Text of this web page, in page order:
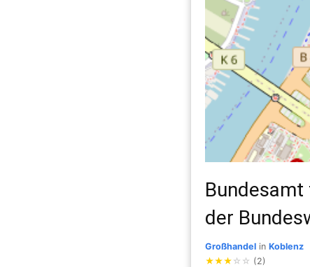
der
Großhandel in Koblenz
★★★ ☆ ☆ (2)